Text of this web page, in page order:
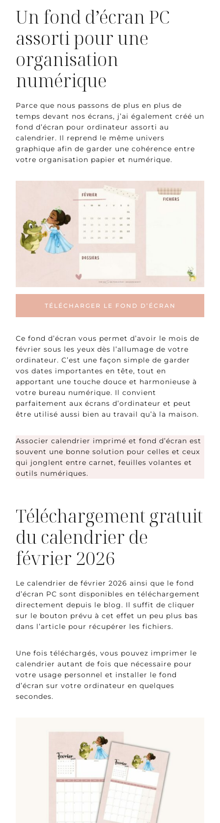
Un fond d’écran PC
assorti pour une
organisation
numérique
Parce que nous passons de plus en plus de
temps devant nos écrans, j’ai également créé un
fond d’écran pour ordinateur assorti au
calendrier. Il reprend le même univers
graphique afin de garder une cohérence entre
votre organisation papier et numérique.
TÉLÉCHARGER LE FOND D’ÉCRAN
Ce fond d’écran vous permet d’avoir le mois de
février sous les yeux dès l’allumage de votre
ordinateur. C’est une façon simple de garder
vos dates importantes en tête, tout en
apportant une touche douce et harmonieuse à
votre bureau numérique. Il convient
parfaitement aux écrans d’ordinateur et peut
être utilisé aussi bien au travail qu’à la maison.
Associer calendrier imprimé et fond d’écran est
souvent une bonne solution pour celles et ceux
qui jonglent entre carnet, feuilles volantes et
outils numériques.
Téléchargement gratuit
du calendrier de
février 2026
Le calendrier de février 2026 ainsi que le fond
d’écran PC sont disponibles en téléchargement
directement depuis le blog. Il suffit de cliquer
sur le bouton prévu à cet effet un peu plus bas
dans l’article pour récupérer les fichiers.
Une fois téléchargés, vous pouvez imprimer le
calendrier autant de fois que nécessaire pour
votre usage personnel et installer le fond
d’écran sur votre ordinateur en quelques
secondes.